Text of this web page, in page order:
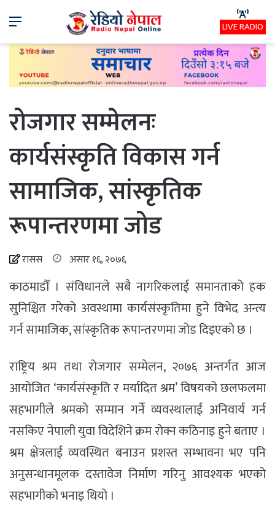
Menu LIVE RADIO
रोजगार सम्मेलनः
कार्यसंस्कृति विकास गर्न
सामाजिक, सांस्कृतिक
रूपान्तरणमा जोड
रासस असार १६, २०७६
काठमाडौँ । संविधानले सबै नागरिकलाई समानताको हक
सुनिश्चित गरेको अवस्थामा कार्यसंस्कृतिमा हुने विभेद अन्त्य
गर्न सामाजिक, सांस्कृतिक रूपान्तरणमा जोड दिइएको छ ।
राष्ट्रिय श्रम तथा रोजगार सम्मेलन, २०७६ अन्तर्गत आज
आयोजित ‘कार्यसंस्कृति र मर्यादित श्रम’ विषयको छलफलमा
सहभागीले श्रमको सम्मान गर्ने व्यवस्थालाई अनिवार्य गर्न
नसकिए नेपाली युवा विदेशिने क्रम रोक्न कठिनाइ हुने बताए ।
श्रम क्षेत्रलाई व्यवस्थित बनाउन प्रशस्त सम्भावना भए पनि
अनुसन्धानमूलक दस्तावेज निर्माण गरिनु आवश्यक भएको
सहभागीको भनाइ थियो ।